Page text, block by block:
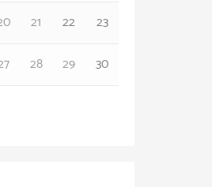
21 22
23
28 29 30